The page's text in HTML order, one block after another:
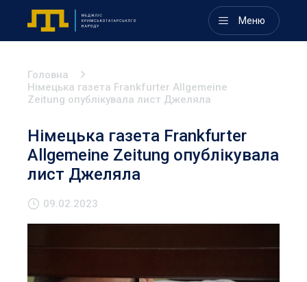
Меню
Головна
Німецька газета Frankfurter Allgemeine
Zeitung опублікувала лист Джеляла
Німецька газета Frankfurter
Allgemeine Zeitung опублікувала
лист Джеляла
09.02.2023